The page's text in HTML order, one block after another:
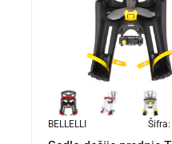
BELLELLI Šifra: